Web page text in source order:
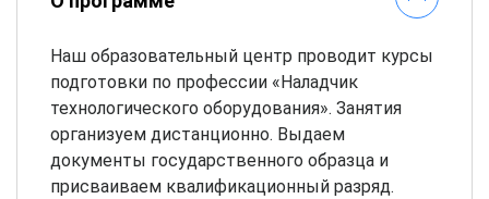
Наш образовательный центр проводит курсы
подготовки по профессии «Наладчик
технологического оборудования». Занятия
организуем дистанционно. Выдаем
документы государственного образца и
присваиваем квалификационный разряд.